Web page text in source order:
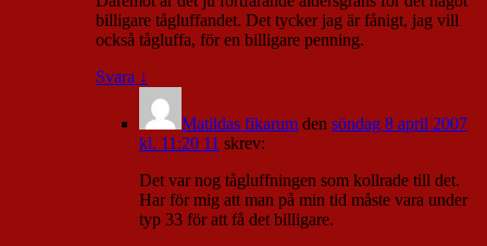
billigare tågluffandet. Det tycker jag är fånigt, jag vill
också tågluffa, för en billigare penning.
Svara ↓
Matildas fikarum den söndag 8 april 2007
kl. 11:20 11 skrev:
Det var nog tågluffningen som kollrade till det.
Har för mig att man på min tid måste vara under
typ 33 för att få det billigare.